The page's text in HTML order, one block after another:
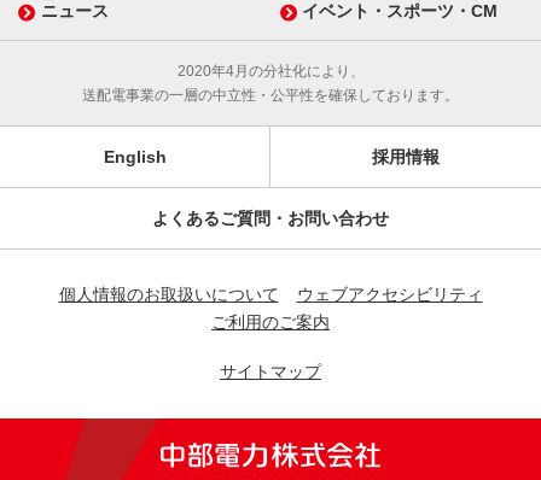
ニュース イベント・スポーツ・CM
2020年4月の分社化により、
送配電事業の一層の中立性・公平性を確保しております。
English 採用情報
よくあるご質問・お問い合わせ
個人情報のお取扱いについて
ウェブアクセシビリティ
ご利用のご案内
サイトマップ